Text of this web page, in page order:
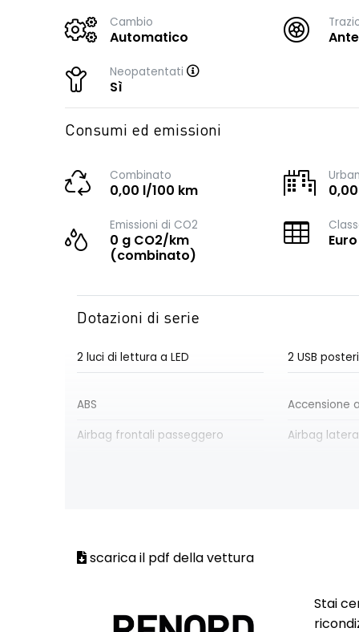
Cambio
Automatico
Neopatentati
Sì
Consumi ed emissioni
Combinato
0,00 l/100 km
Emissioni di CO2
0 g CO2/km
(combinato)
Dotazioni di serie
2 luci di lettura a LED 2 USB
ABS
Accensione
Airbag frontali passeggero
Airbag
Alzacristalli posteriori elettrici
passeggero anteriore
Cerchi in
scarica il pdf della vettura
Stai